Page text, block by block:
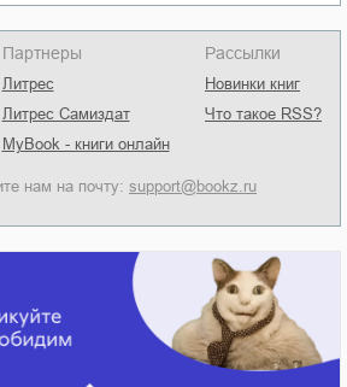
Партнеры
Литрес
Литрес Самиздат
MyBook - книги онлайн
Рассылки
Новинки книг
Что такое RSS?
нам на почту: support@bookz.ru